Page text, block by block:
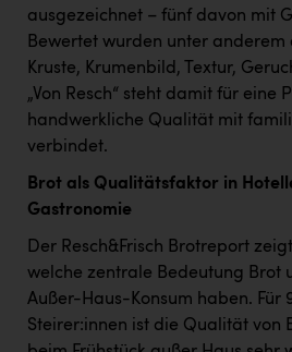
ausgezeichnet – fünf davon mit
Bewertet wurden unter anderem
Kruste, Krumenbild, Textur,
„Von Resch“ steht damit für eine
handwerkliche Qualität mit
verbindet.
Brot als Qualitätsfaktor in
Gastronomie
Der Resch&Frisch Brotreport
welche zentrale Bedeutung Brot
Außer-Haus-Konsum haben. Für
Steirer:innen ist die Qualität von